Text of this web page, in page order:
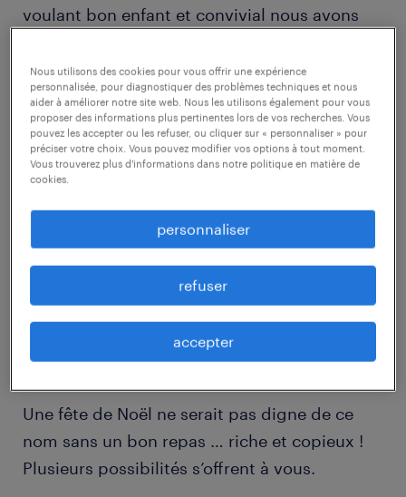
voulant bon enfant et convivial nous avons
afin de clôturer l’année en beauté !
Les invitations
Pour être sûr que chacun soit bien informé de
l’événement, n’oubliez pas d’envoyer des
invitations à votre équipe. Cela peut être un
mail accompagné d’emojis de Noël,
contenant la date, l’heure et éventuellement
le thème de la soirée ou bien un petit post-it
déposé sur chaque bureau de l’open-space.
Une fête de Noël ne serait pas digne de ce
nom sans un bon repas … riche et copieux !
Plusieurs possibilités s’offrent à vous.
Nous utilisons des cookies pour vous offrir une expérience
personnalisée, pour diagnostiquer des problèmes techniques et nous
aider à améliorer notre site web. Nous les utilisons également pour vous
proposer des informations plus pertinentes lors de vos recherches. Vous
pouvez les accepter ou les refuser, ou cliquer sur « personnaliser » pour
préciser votre choix. Vous pouvez modifier vos options à tout moment.
Vous trouverez plus d'informations dans notre politique en matière de
cookies.
personnaliser
refuser
accepter